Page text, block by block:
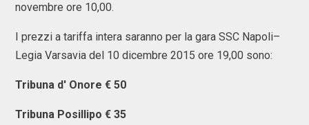
novembre ore 10,00.
I prezzi a tariffa intera saranno per la gara SSC Napoli–
Legia Varsavia del 10 dicembre 2015 ore 19,00 sono:
Tribuna d' Onore € 50
Tribuna Posillipo € 35